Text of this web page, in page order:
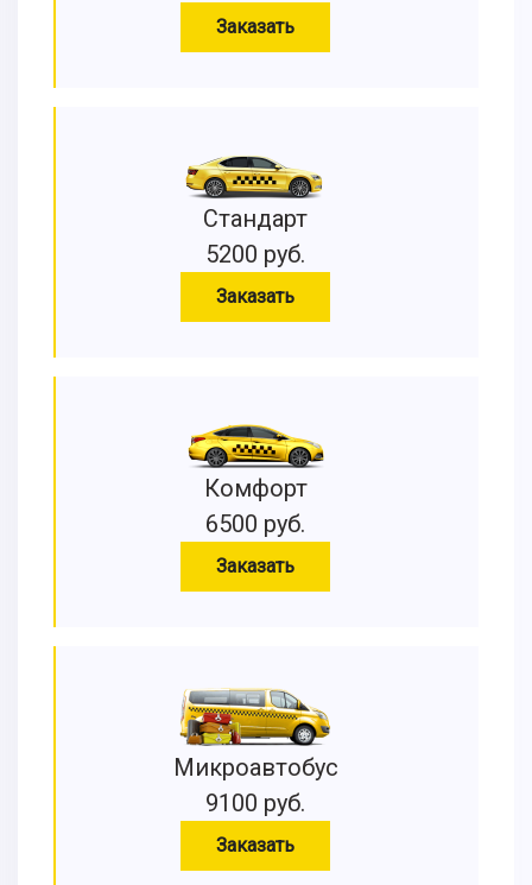
Заказать
Стандарт
5200 руб.
Заказать
Комфорт
6500 руб.
Заказать
Микроавтобус
9100 руб.
Заказать